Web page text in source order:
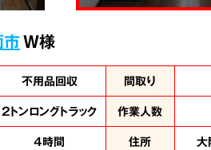
W様
不用品回収 間取り
2トンロングトラック 作業人数
4時間 住所 大